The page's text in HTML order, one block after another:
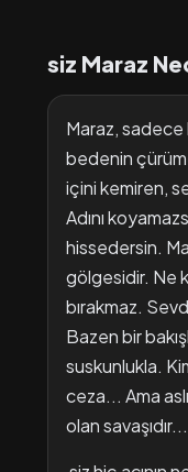
siz Maraz
Maraz, sadece
bedenin
içini kemiren,
Adını
hissedersin.
gölgesidir. Ne
bırakmaz.
Bazen bir
suskunlukla.
ceza... Ama
olan savaşıdır...